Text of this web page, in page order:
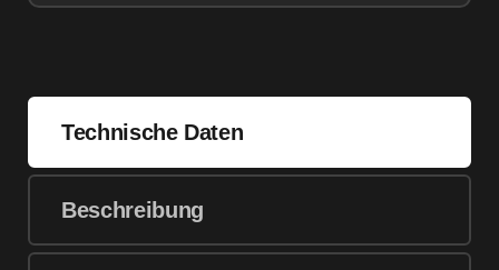
Technische Daten
Beschreibung